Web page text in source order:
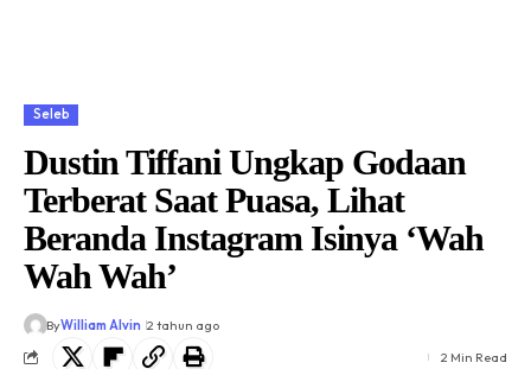
Seleb
Dustin Tiffani Ungkap Godaan
Terberat Saat Puasa, Lihat
Beranda Instagram Isinya ‘Wah
Wah Wah’
ByWilliam Alvin 2 tahun ago
2 Min Read